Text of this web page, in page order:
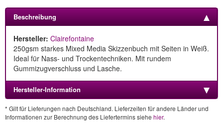
Beschreibung
Hersteller: Clairefontaine
250gsm starkes Mixed Media Skizzenbuch mit Seiten in Weiß.
Ideal für Nass- und Trockentechniken. Mit rundem
Gummizugverschluss und Lasche.
Hersteller-Information
* Gilt für Lieferungen nach Deutschland. Lieferzeiten für andere Länder und
Informationen zur Berechnung des Liefertermins siehe hier.